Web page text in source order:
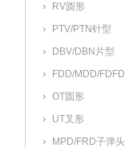
RV圆形
PTV/PTN针型
DBV/DBN片型
FDD/MDD/FDFD
OT圆形
UT叉形
MPD/FRD子弹头